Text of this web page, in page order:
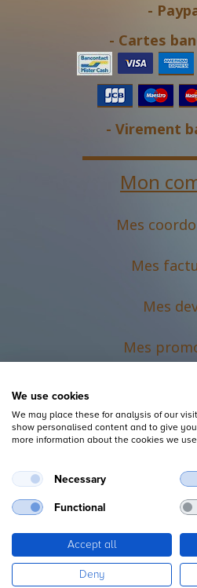
-
- Cartes
- Virement
Mon
Mes
Mes
Mes
Mes
Mentions
Copyright ©
Fourni par
, le n°1
We use cookies
We may place these for analysis of our
show personalised content and to give
more information about the cookies we
Necessary
Functional
Accept all
Deny